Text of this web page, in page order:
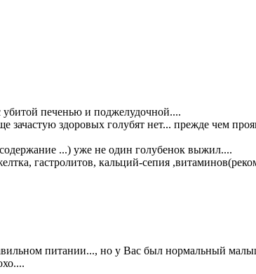
убитой печенью и поджелудочной....
здоровых голубят нет... прежде чем
...) уже не один голубенок выжил....
гастролитов, кальций-сепия
питании..., но у Вас был нормальный